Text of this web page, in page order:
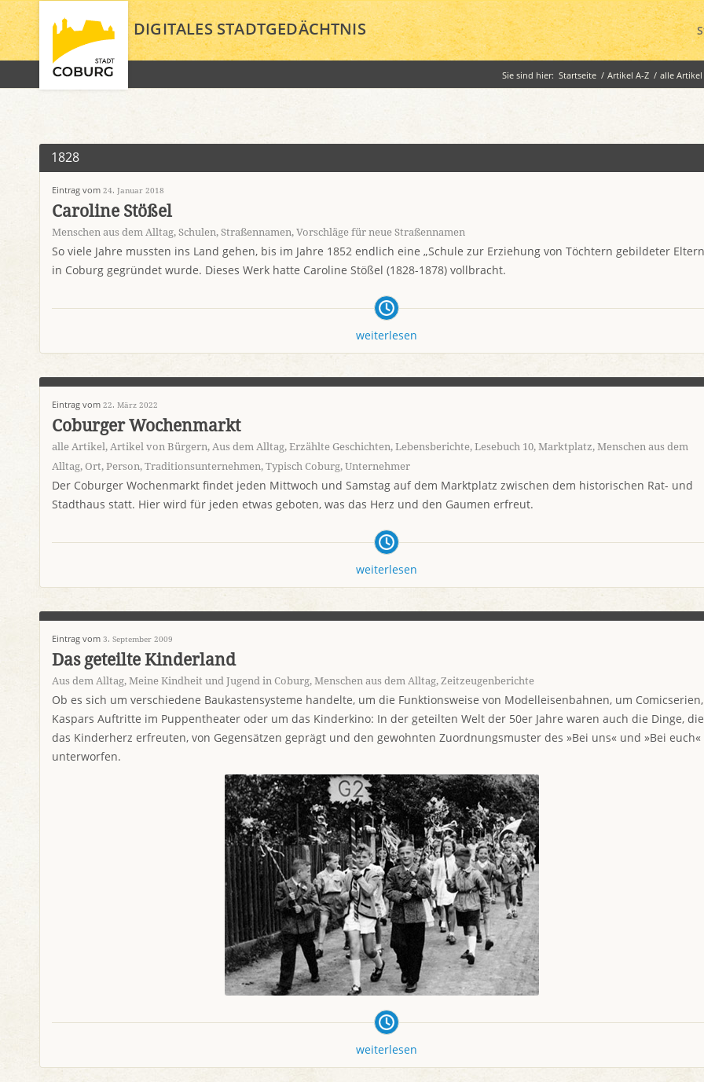
DIGITALES STADTGEDÄCHTNIS
Sie sind hier: Startseite / Artikel A-Z / alle Artikel
1828
Eintrag vom 24. Januar 2018
Caroline Stößel
Menschen aus dem Alltag, Schulen, Straßennamen, Vorschläge für neue Straßennamen
So viele Jahre mussten ins Land gehen, bis im Jahre 1852 endlich eine „Schule zur Erziehung von Töchtern gebildeter
in Coburg gegründet wurde. Dieses Werk hatte Caroline Stößel (1828-1878) vollbracht.
weiterlesen
Eintrag vom 22. März 2022
Coburger Wochenmarkt
alle Artikel, Artikel von Bürgern, Aus dem Alltag, Erzählte Geschichten, Lebensberichte, Lesebuch 10, Marktplatz, Menschen aus dem
Alltag, Ort, Person, Traditionsunternehmen, Typisch Coburg, Unternehmer
Der Coburger Wochenmarkt findet jeden Mittwoch und Samstag auf dem Marktplatz zwischen dem historischen Rat- und
Stadthaus statt. Hier wird für jeden etwas geboten, was das Herz und den Gaumen erfreut.
weiterlesen
Eintrag vom 3. September 2009
Das geteilte Kinderland
Aus dem Alltag, Meine Kindheit und Jugend in Coburg, Menschen aus dem Alltag, Zeitzeugenberichte
Ob es sich um verschiedene Baukastensysteme handelte, um die Funktionsweise von Modelleisenbahnen, um Comicserien,
Kaspars Auftritte im Puppentheater oder um das Kinderkino: In der geteilten Welt der 50er Jahre waren auch die Dinge, die
das Kinderherz erfreuten, von Gegensätzen geprägt und den gewohnten Zuordnungsmuster des »Bei uns« und »Bei euch«
unterworfen.
weiterlesen